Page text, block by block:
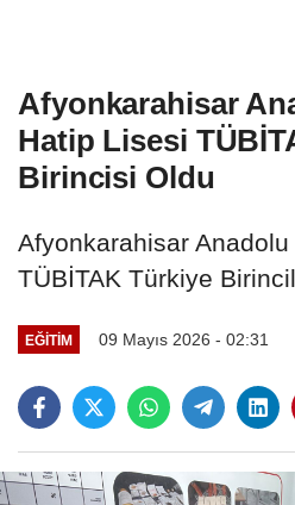
Afyonkarahisar
Hatip Lisesi
Birincisi Oldu
Afyonkarahisar
TÜBİTAK Türkiye
EĞITIM 09 Mayıs 2026 - 02:31